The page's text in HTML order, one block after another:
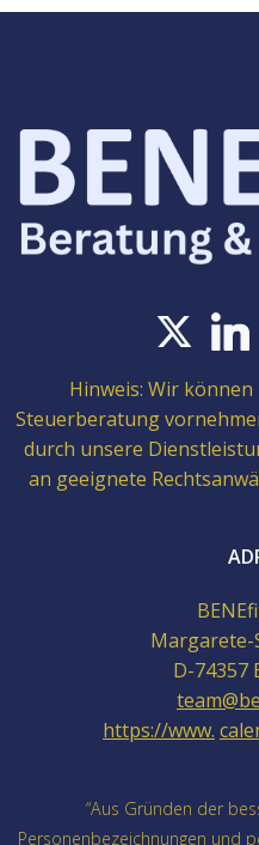
Hinweis: Wir
Steuerberatung
durch unsere
an geeignete
D-74357
https://www.
“Aus Gründen der
Personenbezeichnungen und